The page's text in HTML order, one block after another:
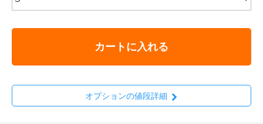
カートに入れる
オプションの値段詳細